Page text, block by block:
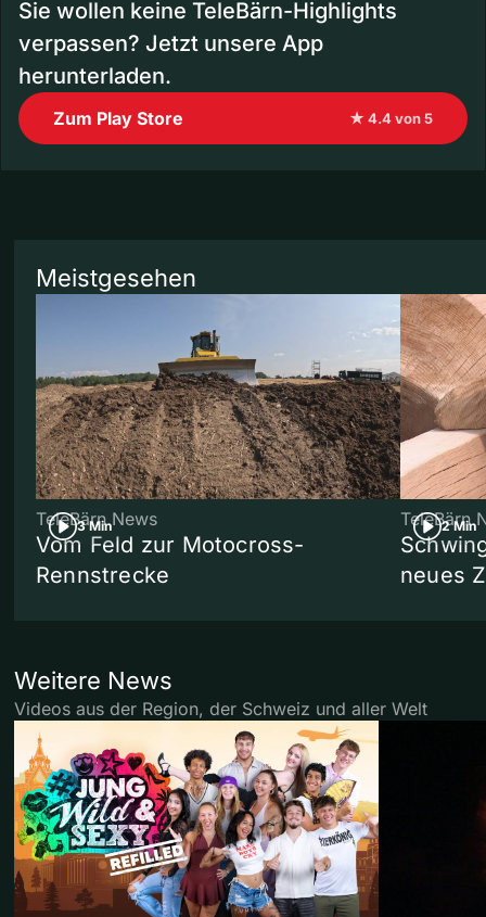
Sie wollen keine TeleBärn-Highlights
verpassen? Jetzt unsere App
herunterladen.
Zum Play Store ★ 4.4 von 5
Meistgesehen
3 Min
TeleBärn News
Vom Feld zur Motocross-
Rennstrecke
2 Min
TeleBärn
neues
Weitere News
Videos aus der Region, der Schweiz und aller Welt